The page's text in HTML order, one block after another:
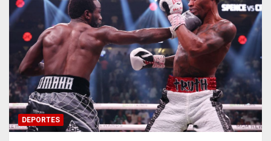
DEPORTES